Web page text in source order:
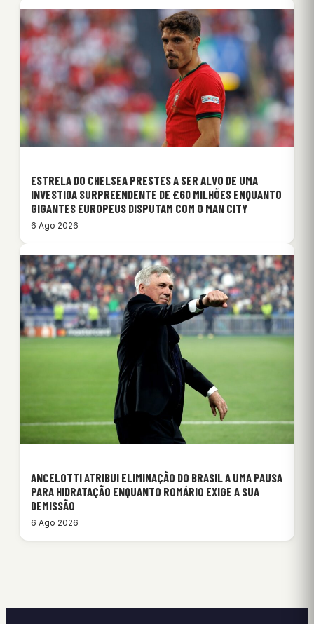
ESTRELA DO CHELSEA PRESTES A SER ALVO DE UMA
INVESTIDA SURPREENDENTE DE £60 MILHÕES ENQUANTO
GIGANTES EUROPEUS DISPUTAM COM O MAN CITY
6 Ago 2026
ANCELOTTI ATRIBUI ELIMINAÇÃO DO BRASIL A UMA PAUSA
PARA HIDRATAÇÃO ENQUANTO ROMÁRIO EXIGE A SUA
DEMISSÃO
6 Ago 2026